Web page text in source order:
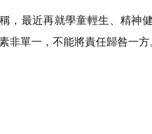
，最近再就學童輕生、精神
非單一，不能將責任歸咎一方